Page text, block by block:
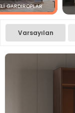
GARDIROPLAR
Varsayılan